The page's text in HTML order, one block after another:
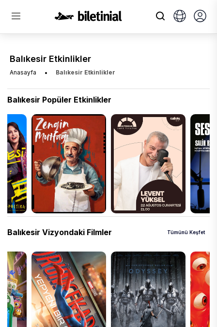
Balıkesir Etkinlikler
Anasayfa Balıkesir Etkinlikler
Balıkesir Popüler Etkinlikler
Balıkesir Vizyondaki Filmler Tümünü Keşfet